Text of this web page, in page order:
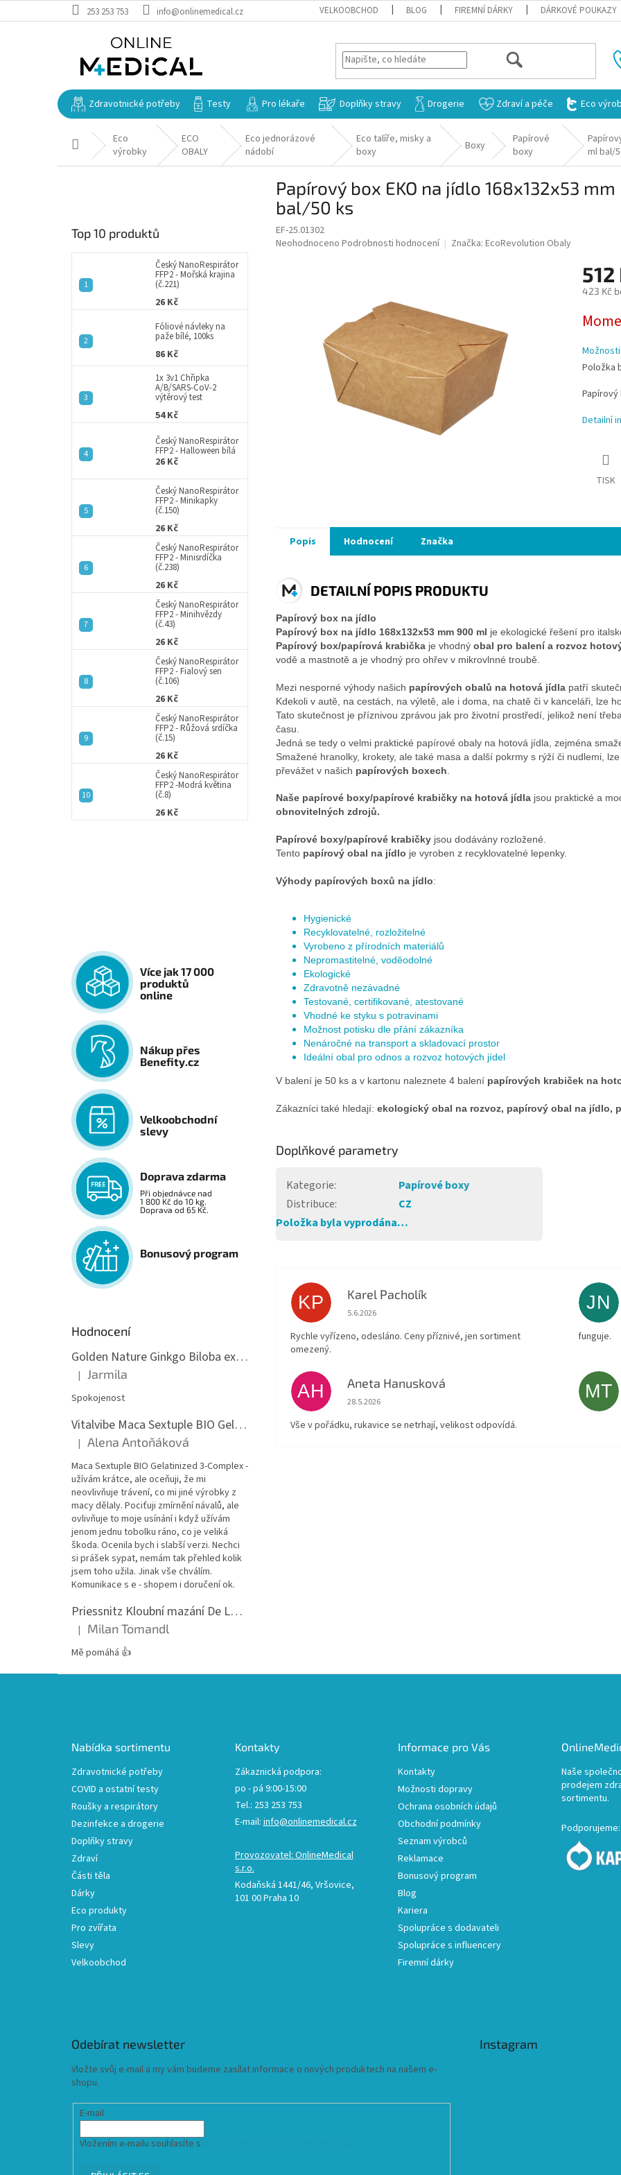
na
253 253 753 info@onlinemedical.cz VELKOOBCHOD BLOG FIREMNÍ DÁRKY DÁRKOVÉ POUKAZY
HLEDAT
Zdravotnické potřeby Testy Pro lékaře Doplňky stravy Drogerie Zdraví a péče Eco
Domů Eco
výrobky
ECO
OBALY
Eco jednorázové
nádobí
Eco talíře, misky a
boxy
Boxy
Papírové
boxy
ml bal/
Top 10 produktů
Český NanoRespirátor
FFP2 - Mořská krajina
(č.221)
26 Kč
Fóliové návleky na
paže bílé, 100ks
86 Kč
1x 3v1 Chřipka
A/B/SARS-CoV-2
výtěrový test
54 Kč
Český NanoRespirátor
FFP2 - Halloween bílá
26 Kč
Český NanoRespirátor
FFP2 - Minikapky
(č.150)
26 Kč
Český NanoRespirátor
FFP2 - Minisrdíčka
(č.238)
26 Kč
Český NanoRespirátor
FFP2 - Minihvězdy
(č.43)
26 Kč
Český NanoRespirátor
FFP2 - Fialový sen
(č.106)
26 Kč
Český NanoRespirátor
FFP2 - Růžová srdíčka
(č.15)
26 Kč
Český NanoRespirátor
FFP2 -Modrá květina
(č.8)
26 Kč
Více jak 17 000
produktů
online
Nákup přes
Benefity.cz
Velkoobchodní
slevy
Doprava zdarma
Při objednávce nad
1 800 Kč do 10 kg.
Doprava od 65 Kč.
Bonusový program
Hodnocení
Golden Nature Ginkgo Biloba extrakt 50:1 60mg, 100 kapslí
Hodnocení produktu je 5 z 5 hvězdiček.
| Jarmila
Spokojenost
Vitalvibe Maca Sextuple BIO Gelatinized 3-Complex, 60 kapslí
Hodnocení produktu je 5 z 5 hvězdiček.
| Alena Antoňáková
Maca Sextuple BIO Gelatinized 3-Complex -
užívám krátce, ale oceňuji, že mi
neovlivňuje trávení, co mi jiné výrobky z
macy dělaly. Pociťuji zmírnění návalů, ale
ovlivňuje to moje usínání i když užívám
jenom jednu tobolku ráno, co je veliká
škoda. Ocenila bych i slabší verzi. Nechci
si prášek sypat, nemám tak přehled kolik
jsem toho užila. Jinak vše chválím.
Komunikace s e - shopem i doručení ok.
Priessnitz Kloubní mazání De Luxe, 200ml
Hodnocení produktu je 5 z 5 hvězdiček.
| Milan Tomandl
Mě pomáhá 👍
Papírový box EKO na jídlo 168x132x53
bal/50 ks
EF-25.01302
Průměrné
Neohodnoceno Podrobnosti hodnocení Značka: EcoRevolution Obaly
512
423 Kč
cena:
Položka
Papírový
Detailní
TISK
Popis Hodnocení Značka
DETAILNÍ POPIS PRODUKTU
Papírový box na jídlo
Papírový box na jídlo 168x132x53 mm 900 ml je ekologické řešení pro
Papírový box/papírová krabička je vhodný obal pro balení a rozvoz
vodě a mastnotě a je vhodný pro ohřev v mikrovlnné troubě.
Mezi nesporné výhody našich papírových obalů na hotová jídla patří
Kdekoli v autě, na cestách, na výletě, ale i doma, na chatě či v kanceláři, lze
Tato skutečnost je příznivou zprávou jak pro životní prostředí, jelikož není
času.
Jedná se tedy o velmi praktické papírové obaly na hotová jídla, zejména
Smažené hranolky, krokety, ale také masa a další pokrmy s rýží či nudlemi,
převážet v našich papírových boxech
Naše papírové boxy/papírové krabičky na hotová jídla jsou praktické a
obnovitelných zdrojů.
Papírové boxy/papírové krabičky jsou dodávány rozložené.
Tento papírový obal na jídlo je vyroben z recyklovatelné lepenky.
Výhody papírových boxů na jídlo:
Hygienické
Recyklovatelné, rozložitelné
Vyrobeno z přírodních materiálů
Nepromastitelné, voděodolné
Ekologické
Zdravotně nezávadné
Testované, certifikované, atestované
Vhodné ke styku s potravinami
Možnost potisku dle přání zákazníka
Nenáročné na transport a skladovací prostor
Ideální obal pro odnos a rozvoz hotových jídel
V balení je 50 ks a v kartonu naleznete 4 balení papírových krabiček na
Zákazníci také hledají: ekologický obal na rozvoz, papírový obal na jídlo,
Doplňkové parametry
Kategorie:
Papírové boxy
Distribuce:
CZ
Položka byla vyprodána…
KP Karel Pacholík
Hodnocení obchodu je 4 z 5 hvězdiček.
5.6.2026
Rychle vyřízeno, odesláno. Ceny příznivé, jen sortiment
omezený.
JN
funguje.
AH Aneta Hanusková
Hodnocení obchodu je 5 z 5 hvězdiček.
28.5.2026
Vše v pořádku, rukavice se netrhají, velikost odpovídá.
MT
Nabídka sortimentu
Zdravotnické potřeby
COVID a ostatní testy
Roušky a respirátory
Dezinfekce a drogerie
Doplňky stravy
Zdraví
Části těla
Dárky
Eco produkty
Pro zvířata
Slevy
Velkoobchod
Kontakty
Zákaznická podpora:
po - pá 9:00-15:00
Tel.: 253 253 753
E-mail: info@onlinemedical.cz
Provozovatel: OnlineMedical
s.r.o.
Kodaňská 1441/46, Vršovice,
101 00 Praha 10
Informace pro Vás
Kontakty
Možnosti dopravy
Ochrana osobních údajů
Obchodní podmínky
Seznam výrobců
Reklamace
Bonusový program
Blog
Kariera
Spolupráce s dodavateli
Spolupráce s influencery
Firemní dárky
Naše
prodejem
sortimentu.
Podporujeme:
Odebírat newsletter
Vložte svůj e-mail a my vám budeme zasílat informace o nových produktech na našem e-
shopu.
E-mail
Vložením e-mailu souhlasíte s
Instagram